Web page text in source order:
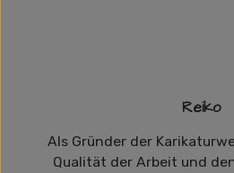
Reiko
Als Gründer der
Qualität der Arbeit und